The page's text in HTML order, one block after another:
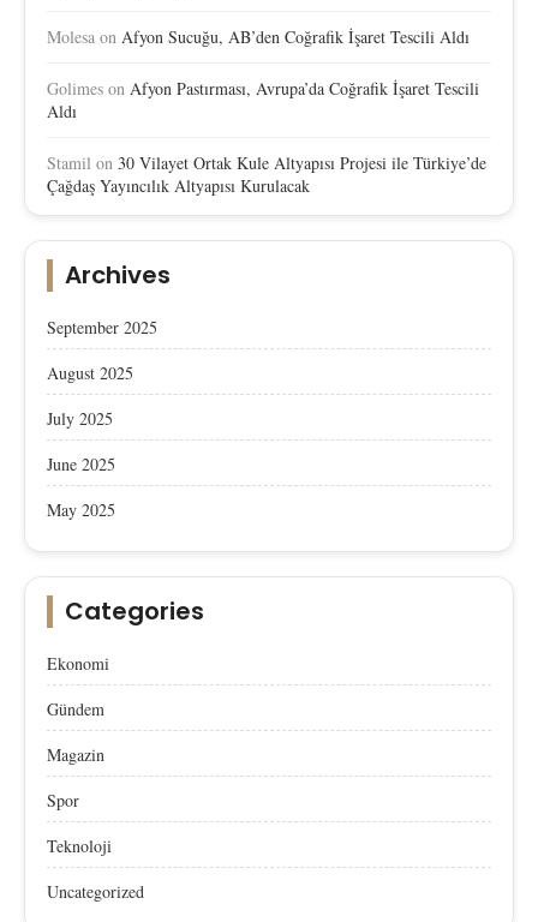
Molesa on Afyon Sucuğu, AB’den Coğrafik İşaret Tescili Aldı
Golimes on Afyon Pastırması, Avrupa’da Coğrafik İşaret Tescili
Aldı
Stamil on 30 Vilayet Ortak Kule Altyapısı Projesi ile Türkiye’de
Çağdaş Yayıncılık Altyapısı Kurulacak
Archives
September 2025
August 2025
July 2025
June 2025
May 2025
Categories
Ekonomi
Gündem
Magazin
Spor
Teknoloji
Uncategorized